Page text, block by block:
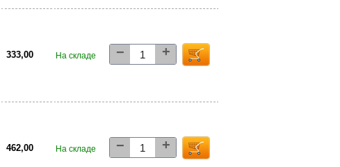
333,00 На складе − +
462,00 На складе − +